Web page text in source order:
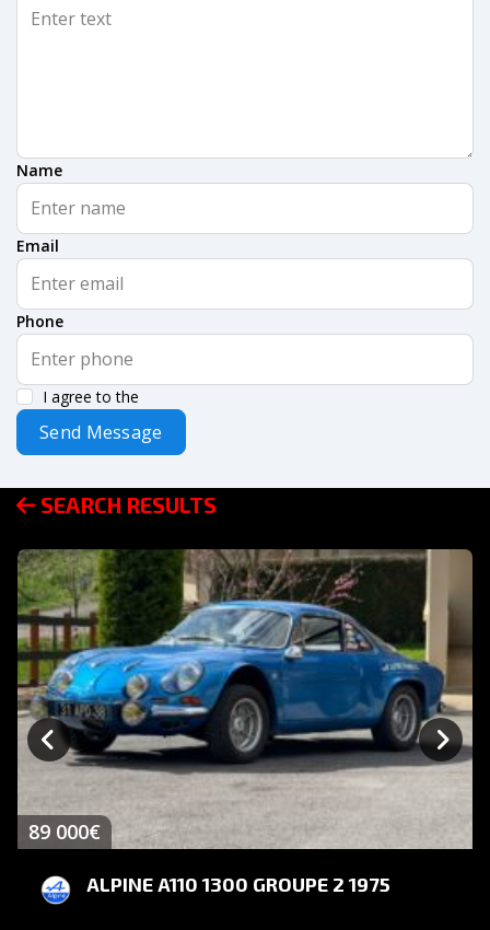
Name
Email
Phone
I agree to the
Send Message
SEARCH RESULTS
89 000€
ALPINE A110 1300 GROUPE 2 1975